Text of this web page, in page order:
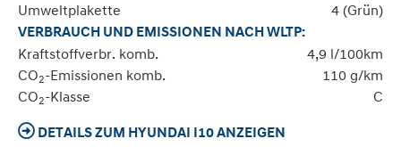
Umweltplakette
4 (Grün)
VERBRAUCH UND EMISSIONEN NACH WLTP:
Kraftstoffverbr. komb.
4,9 l/100km
CO2-Emissionen komb.
110 g/km
CO2-Klasse C
DETAILS ZUM HYUNDAI I10 ANZEIGEN